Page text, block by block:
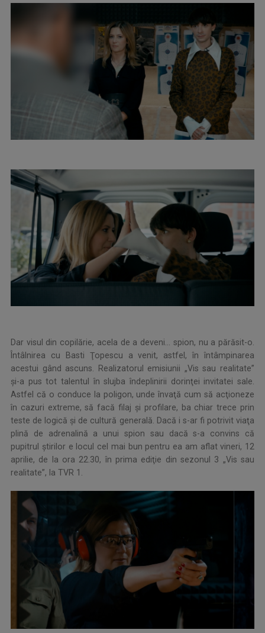
Dar visul din copilărie, acela de a deveni... spion, nu a părăsit-o.
Întâlnirea cu Basti Ţopescu a venit, astfel, în întâmpinarea
acestui gând ascuns. Realizatorul emisiunii „Vis sau realitate”
și-a pus tot talentul în slujba îndeplinirii dorinţei invitatei sale.
Astfel că o conduce la poligon, unde învaţă cum să acţioneze
în cazuri extreme, să facă filaj şi profilare, ba chiar trece prin
teste de logică şi de cultură generală. Dacă i s-ar fi potrivit viaţa
plină de adrenalină a unui spion sau dacă s-a convins că
pupitrul ştirilor e locul cel mai bun pentru ea am aflat vineri, 12
aprilie, de la ora 22.30, în prima ediţie din sezonul 3 „Vis sau
realitate”, la TVR 1.